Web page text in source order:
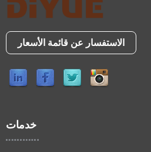
الاستفسار عن قائمة الأسعار
خدمات